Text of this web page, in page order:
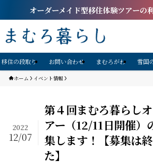
オーダーメイド型移住体験ツアーの
移住の段取り お問い合わせ まむろがわ 雪国
ホーム イベント情報
第４回まむろ暮らし
アー（12/11日開催）
集します！【募集は
た】
2022
12/07